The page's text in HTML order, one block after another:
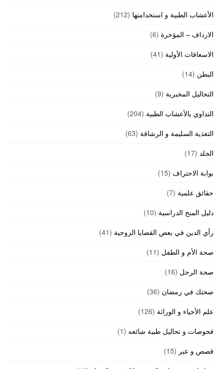
الأعشاب الطبية و استخدامتها (212)
الارداف – المؤخرة (6)
الاسعافات الأولية (41)
البطن (14)
التحاليل المخبرية (9)
التداوي بالأعشاب الطبية (204)
التغذية السليمة و الرشاقة (63)
الجلد (17)
بوابة الاحتراف (15)
حقائق علمية (7)
دليل المنح الدراسية (10)
رأي الدين في بعض القضايا الزوجية (41)
صحة الأم و الطفل (11)
صحة الرجل (16)
صحتك في رمضان (36)
علم الأحياء و الوراثة (126)
فحوصات و تحاليل طبية شائعه (1)
قصص و عبر (15)